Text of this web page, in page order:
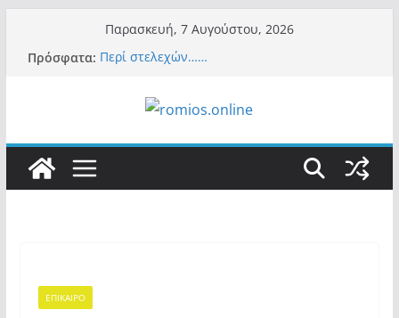
περιεχόμενο
Παρασκευή, 7 Αυγούστου, 2026
Πρόσφατα: Περί στελεχών……
είναι το Κίνημα της Μ.Καρυστιανού και όχι
το διεφθαρμένο σύστημα εξουσίας»
Κασιδιάρη – Οι ένοικοι του Μαξίμου σε
πανικό, πατριωτικό τσουνάμι σαρώνει την
ΕΠΙΚΑΙΡΟ